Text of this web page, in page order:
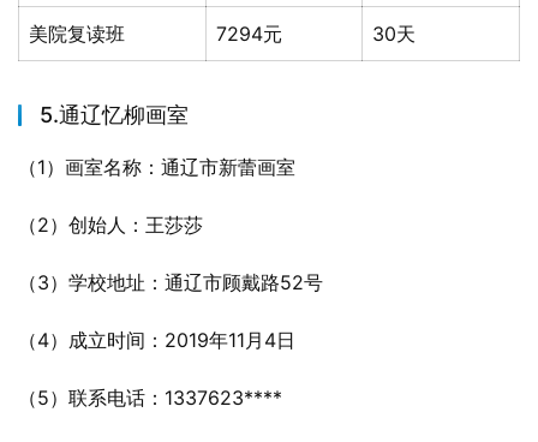
美院复读班 7294元 30天
5.通辽忆柳画室
（1）画室名称：通辽市新蕾画室
（2）创始人：王莎莎
（3）学校地址：通辽市顾戴路52号
（4）成立时间：2019年11月4日
（5）联系电话：1337623****